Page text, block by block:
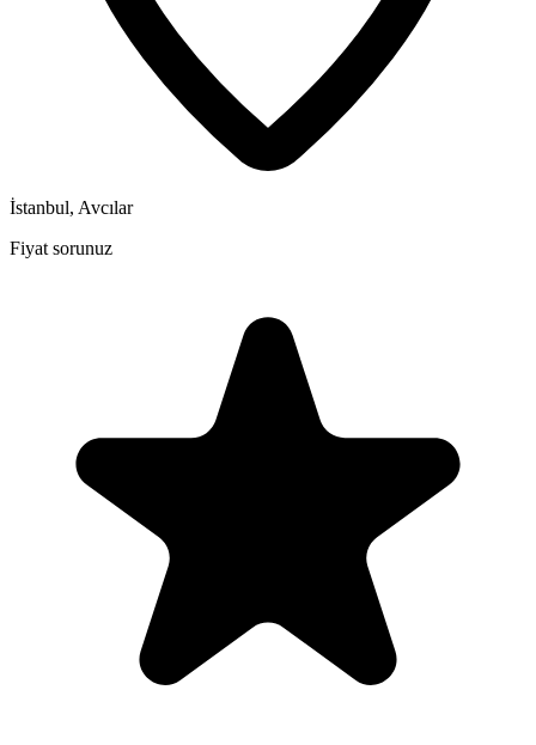
İstanbul, Avcılar
Fiyat sorunuz